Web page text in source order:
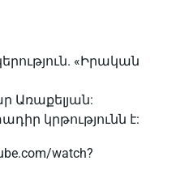
«Իրական
Առաքելյան:
կրթությունն է:
watch?